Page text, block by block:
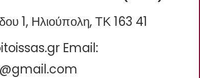
1, Ηλιούπολη, ΤΚ 163 41
Email: